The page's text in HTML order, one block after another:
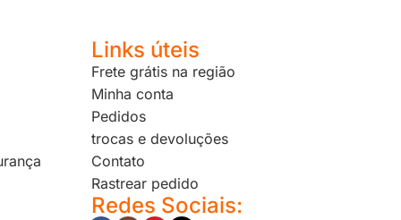
Links úteis
Frete grátis na região
Minha conta
Pedidos
trocas e devoluções
Contato
Rastrear pedido
Redes Sociais: